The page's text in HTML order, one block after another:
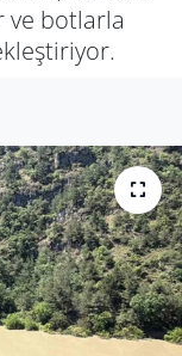
ve botlarla